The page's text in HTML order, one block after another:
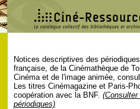
Notices descriptives des
française, de la Cinémathèque de
Cinéma et de l'image animée,
Les titres Cinémagazine et Paris-
coopération avec la BNF.
périodiques)